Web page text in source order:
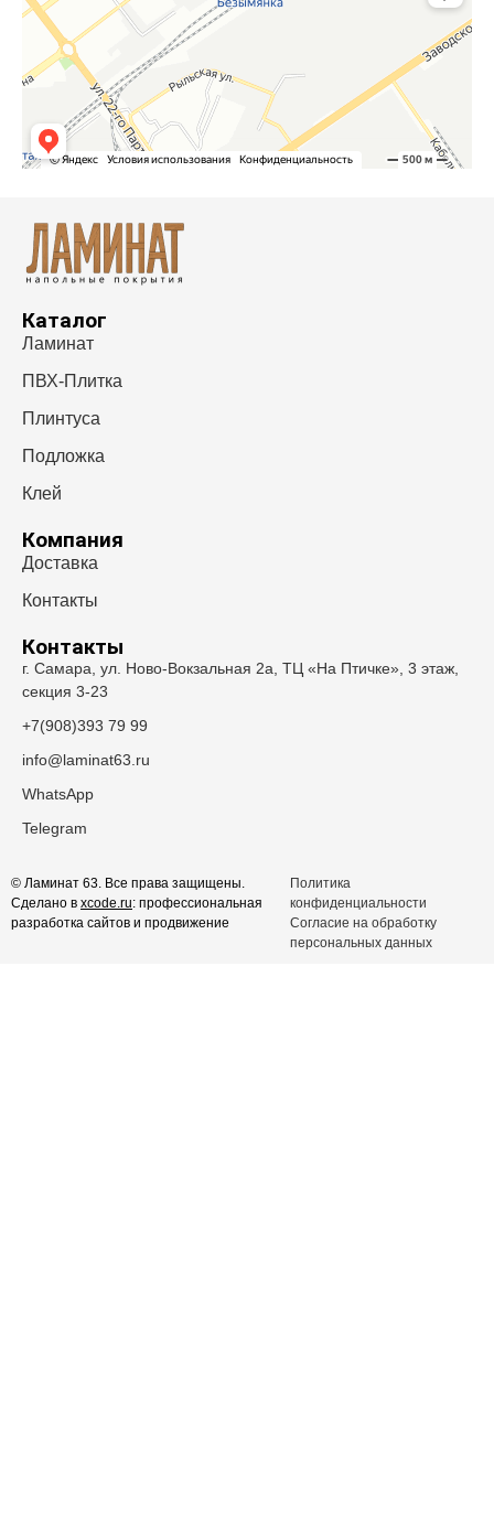
Каталог
Ламинат
ПВХ-Плитка
Плинтуса
Подложка
Клей
Компания
Доставка
Контакты
Контакты
г. Самара, ул. Ново-Вокзальная 2а, ТЦ «На Птичке», 3 этаж,
секция 3-23
+7(908)393 79 99
info@laminat63.ru
WhatsApp
Telegram
© Ламинат 63. Все права защищены.
Сделано в xcode.ru: профессиональная
разработка сайтов и продвижение
Политика
конфиденциальности
Согласие на обработку
персональных данных